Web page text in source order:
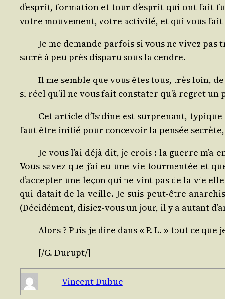
d’esprit, for­ma­tion et tour d’esprit qui ont fait
votre mou­ve­ment, votre acti­vi­té, et qui vous fait
Je me demande par­fois si vous ne vivez
sacré à peu près dis­pa­ru sous la cendre.
Il me semble que vous êtes tous, très loin,
si réel qu’il ne vous fait consta­ter qu’à regret un
Cet article d’Isidine est sur­pre­nant,
faut être ini­tié pour conce­voir la pen­sée
Je vous l’ai déjà dit, je crois : la guerre
Vous savez que j’ai eu une vie tour­men­tée et
d’accepter une leçon qui ne vint pas de la vie
qui datait de la veille. Je suis peut-être
(Déci­dé­ment, disiez-vous un jour, il y a autant
Alors ? Puis-je dire dans « P. L. » tout ce que
[/​G. Durupt/​]
Vincent Dubuc